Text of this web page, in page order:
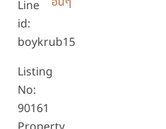
Line
id:
boykrub15
Listing
No:
90161